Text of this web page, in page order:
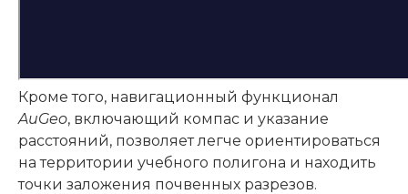
Кроме того, навигационный функционал
AuGeo, включающий компас и указание
расстояний, позволяет легче ориентироваться
на территории учебного полигона и находить
точки заложения почвенных разрезов.